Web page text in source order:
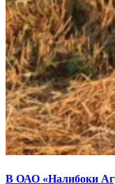
В ОАО «Налибоки